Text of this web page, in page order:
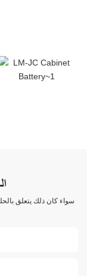
سواء كان ذلك يتعلق